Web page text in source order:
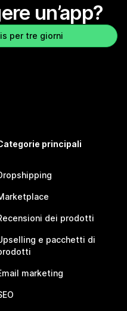
un’app?
per tre giorni
principali
dei prodotti
e pacchetti di
marketing